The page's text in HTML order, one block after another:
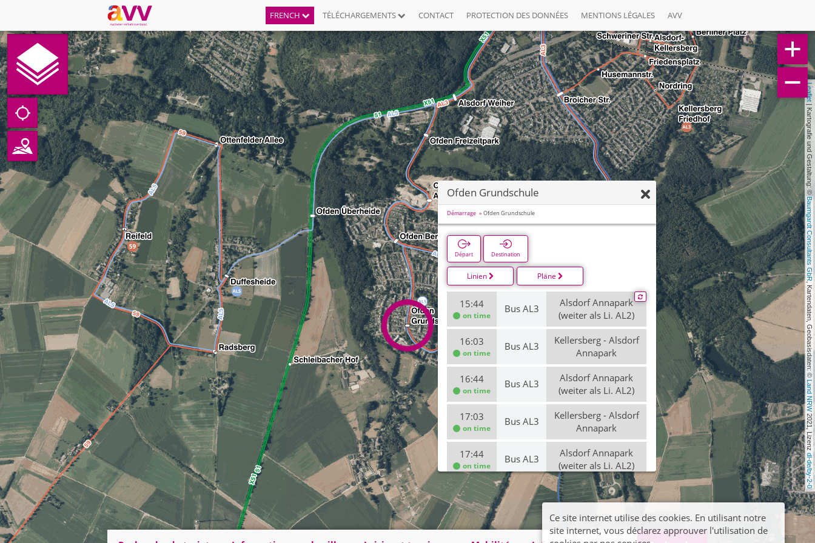
FRENCH TÉLÉCHARGEMENTS CONTACT PROTECTION DES DONNÉES MENTIONS LÉGALES AVV
Leaflet
| Kartografie und Gestaltung: ©
Baumgardt Consultants GbR
, Kartendaten, Geobasisdaten: ©
Land NRW
2021, Lizenz
dl-de/by-2-0
Ofden Grundschule
Démarrage Ofden Grundschule
Départ Destination
Linien Pläne
15:44
on time
Bus AL3
Alsdorf Annapark
(weiter als Li. AL2)
16:03
on time
Bus AL3
Kellersberg - Alsdorf
Annapark
16:44
on time
Bus AL3
Alsdorf Annapark
(weiter als Li. AL2)
17:03
on time
Bus AL3
Kellersberg - Alsdorf
Annapark
17:44
on time
Bus AL3
Alsdorf Annapark
(weiter als Li. AL2)
18:03
on time
Bus AL3
Kellersberg - Alsdorf
Annapark
Ce site internet utilise des cookies. En utilisant notre
site internet, vous déclarez approuver l'utilisation de